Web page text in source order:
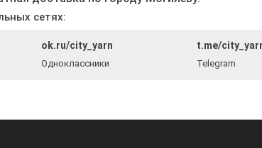
ok.ru/city_yarn